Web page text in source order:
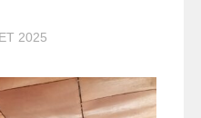
2025